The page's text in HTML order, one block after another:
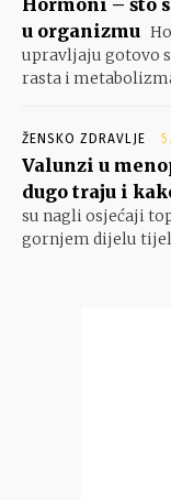
Hormoni – što
u organizmu
upravljaju gotovo
rasta i
ŽENSKO ZDRAVLJE
Valunzi u
dugo traju i
su nagli osjećaji
gornjem dijelu